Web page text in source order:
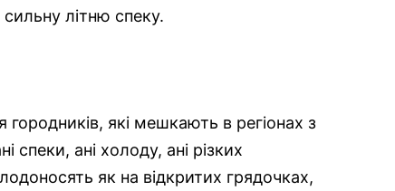
літню спеку.
які мешкають в регіонах з
спеки, ані холоду, ані різких
як на відкритих грядочках,